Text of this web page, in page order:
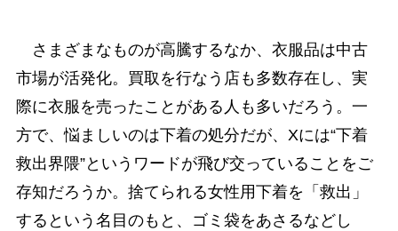
さまざまなものが高騰するなか、衣服品は中古
市場が活発化。買取を行なう店も多数存在し、実
際に衣服を売ったことがある人も多いだろう。一
方で、悩ましいのは下着の処分だが、Xには“下着
救出界隈”というワードが飛び交っていることをご
存知だろうか。捨てられる女性用下着を「救出」
するという名目のもと、ゴミ袋をあさるなどし